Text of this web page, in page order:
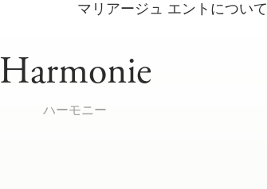
マリアージュ エントについて
Harmonie
ハーモニー